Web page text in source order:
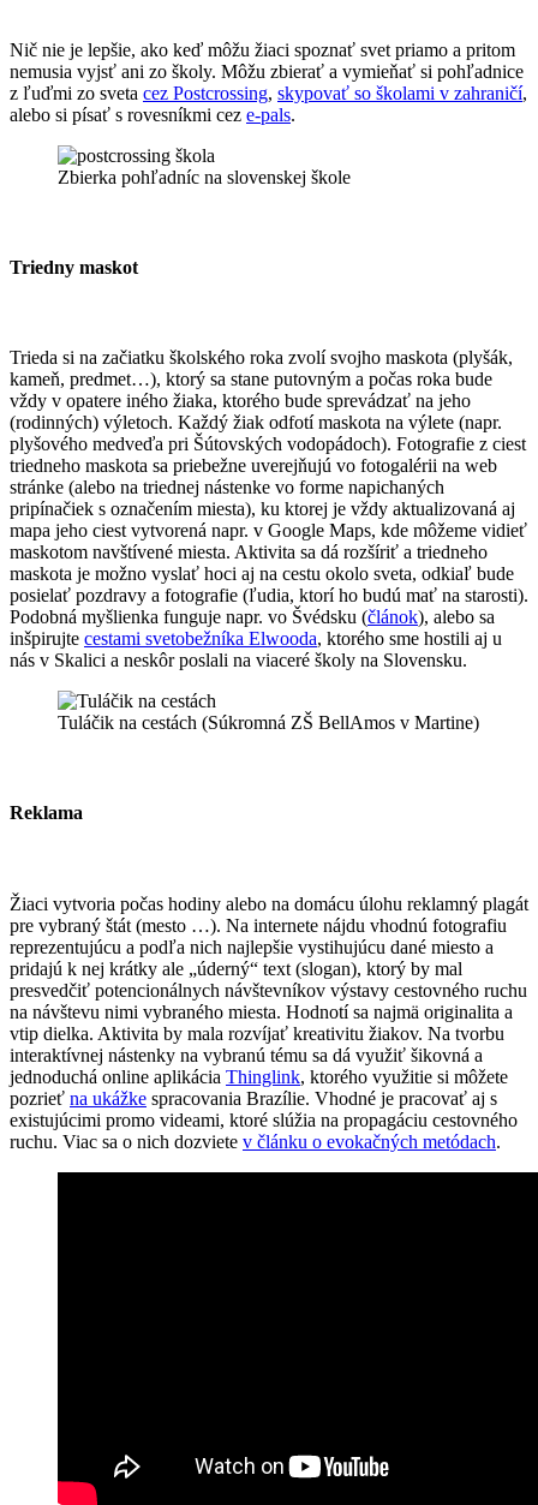
Nič nie je lepšie, ako keď môžu žiaci spoznať svet priamo a pritom
nemusia vyjsť ani zo školy. Môžu zbierať a vymieňať si pohľadnice
z ľuďmi zo sveta cez Postcrossing, skypovať so školami v zahraničí,
alebo si písať s rovesníkmi cez e-pals.
Zbierka pohľadníc na slovenskej škole
Triedny maskot​
Trieda si na začiatku školského roka zvolí svojho maskota (plyšák,
kameň, predmet…), ktorý sa stane putovným a počas roka bude
vždy v opatere iného žiaka, ktorého bude sprevádzať na jeho
(rodinných) výletoch. Každý žiak odfotí maskota na výlete (napr.
plyšového medveďa pri Šútovských vodopádoch). Fotografie z ciest
triedneho maskota sa priebežne uverejňujú vo fotogalérii na web
stránke (alebo na triednej nástenke vo forme napichaných
pripínačiek s označením miesta), ku ktorej je vždy aktualizovaná aj
mapa jeho ciest vytvorená napr. v Google Maps, kde môžeme vidieť
maskotom navštívené miesta. Aktivita sa dá rozšíriť a triedneho
maskota je možno vyslať hoci aj na cestu okolo sveta, odkiaľ bude
posielať pozdravy a fotografie (ľudia, ktorí ho budú mať na starosti).
Podobná myšlienka funguje napr. vo Švédsku (článok), alebo sa
inšpirujte cestami svetobežníka Elwooda, ktorého sme hostili aj u
nás v Skalici a neskôr poslali na viaceré školy na Slovensku.
Tuláčik na cestách (Súkromná ZŠ BellAmos v Martine)
Reklama
Žiaci vytvoria počas hodiny alebo na domácu úlohu reklamný plagát
pre vybraný štát (mesto …). Na internete nájdu vhodnú fotografiu
reprezentujúcu a podľa nich najlepšie vystihujúcu dané miesto a
pridajú k nej krátky ale „úderný“ text (slogan), ktorý by mal
presvedčiť potencionálnych návštevníkov výstavy cestovného ruchu
na návštevu nimi vybraného miesta. Hodnotí sa najmä originalita a
vtip dielka. Aktivita by mala rozvíjať kreativitu žiakov. Na tvorbu
interaktívnej nástenky na vybranú tému sa dá využiť šikovná a
jednoduchá online aplikácia Thinglink, ktorého využitie si môžete
pozrieť na ukážke spracovania Brazílie. Vhodné je pracovať aj s
existujúcimi promo videami, ktoré slúžia na propagáciu cestovného
ruchu. Viac sa o nich dozviete v článku o evokačných metódach.